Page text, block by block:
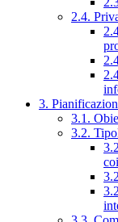
2.4.
3.
3.1.
3.2.